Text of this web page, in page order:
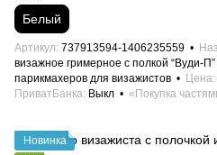
Белый
Артикул 737913594-1406235559
визажное гримерное с полкой “Вуди-
парикмахеров для визажистов
Цена
ПриватБанка Выкл «Покупка
Новинка